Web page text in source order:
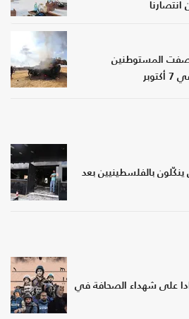
المستوطنين
بالفلسطينيين بعد
حدادا على شهداء الصحافة في